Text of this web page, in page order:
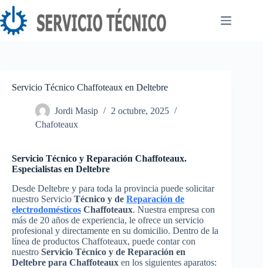
Saltar
al
contenido
Servicio Técnico Chaffoteaux en Deltebre
Jordi Masip
2 octubre, 2025
Chafoteaux
Servicio Técnico y Reparación Chaffoteaux.
Especialistas en Deltebre
Desde Deltebre y para toda la provincia puede solicitar
nuestro Servicio Técnico y de Reparación de
electrodomésticos Chaffoteaux. Nuestra empresa con
más de 20 años de experiencia, le ofrece un servicio
profesional y directamente en su domicilio. Dentro de la
línea de productos Chaffoteaux, puede contar con
nuestro Servicio Técnico y de Reparación en
Deltebre para Chaffoteaux en los siguientes aparatos: